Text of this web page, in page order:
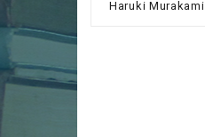
Haruki Murakami